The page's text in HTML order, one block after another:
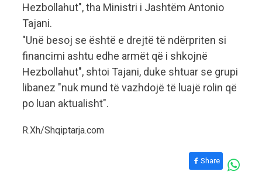
Hezbollahut", tha Ministri i Jashtëm Antonio
Tajani.
"Unë besoj se është e drejtë të ndërpriten si
financimi ashtu edhe armët që i shkojnë
Hezbollahut", shtoi Tajani, duke shtuar se grupi
libanez "nuk mund të vazhdojë të luajë rolin që
po luan aktualisht".
R.Xh/Shqiptarja.com
Share